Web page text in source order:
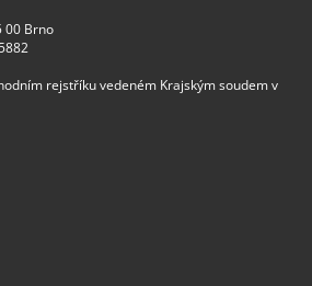
00 Brno
rejstříku vedeném Krajským soudem v